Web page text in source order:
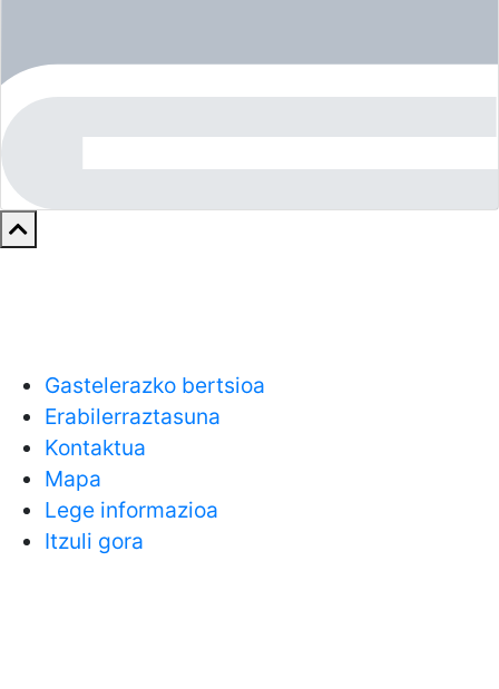
Gastelerazko bertsioa
Erabilerraztasuna
Kontaktua
Mapa
Lege informazioa
Itzuli gora